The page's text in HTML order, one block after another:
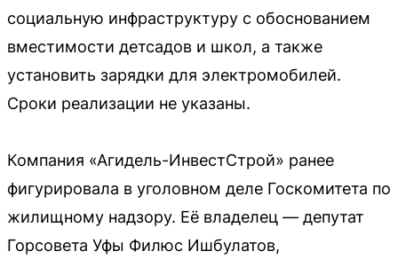
социальную инфраструктуру с обоснованием
вместимости детсадов и школ, а также
установить зарядки для электромобилей.
Сроки реализации не указаны.
Компания «Агидель-ИнвестСтрой» ранее
фигурировала в уголовном деле Госкомитета по
жилищному надзору. Её владелец — депутат
Горсовета Уфы Филюс Ишбулатов,